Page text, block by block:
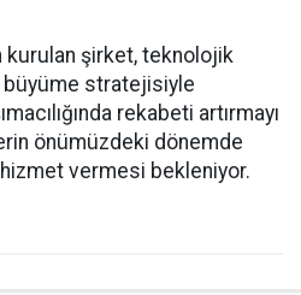
kurulan şirket, teknolojik
büyüme stratejisiyle
rekabeti artırmayı
önümüzdeki dönemde
vermesi bekleniyor.